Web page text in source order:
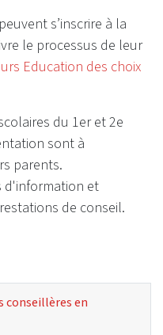
s’inscrire à la
le processus de leur
Education des choix
du 1er et 2e
sont à
parents.
d'information et
de conseil.
conseillères en